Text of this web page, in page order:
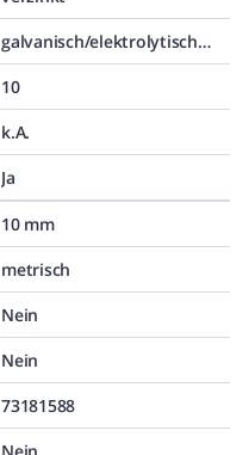
galvanisch/elektrolytisch verzinkt
10
k.A.
Ja
10 mm
metrisch
Nein
Nein
73181588